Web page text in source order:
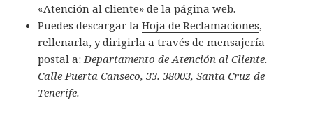
«Atención al cliente» de la página web.
Puedes descargar laHoja de Reclamaciones,
rellenarla, y dirigirla a través de mensajería
postal a:Departamento de Atención al Cliente.
Calle Puerta Canseco, 33. 38003, Santa Cruz de
Tenerife.